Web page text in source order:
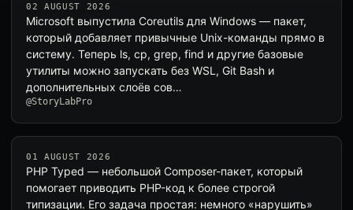
02 AUGUST 2026
Microsoft выпустила Coreutils для Windows — пакет,
который добавляет привычные Unix-команды прямо в
систему. Теперь ls, cp, grep, find и другие базовые
утилиты можно запускать без WSL, Git Bash и
дополнительных слоёв сов…
@StoryLabPro
01 AUGUST 2026
PHP Typed — небольшой Composer-пакет, который
помогает приводить PHP-код к более строгой
типизации. Его задача простая: немного «нарушить»